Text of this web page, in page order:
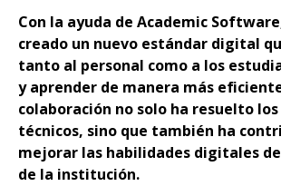
Con la ayuda de Academic
creado un nuevo estándar digital
tanto al personal como a los
y aprender de manera más
colaboración no solo ha resuelto
técnicos, sino que también ha
mejorar las habilidades digitales
de la institución.